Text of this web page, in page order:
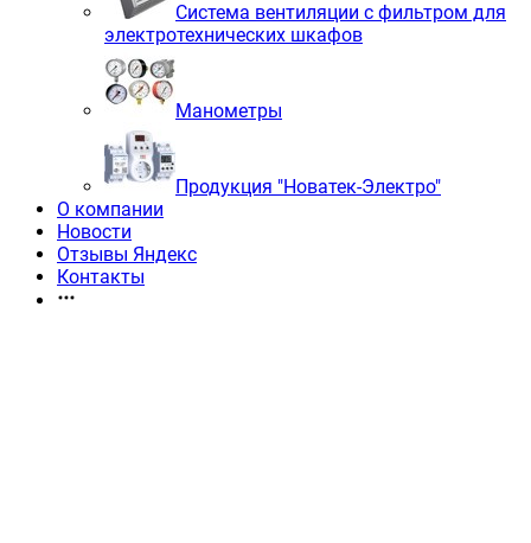
Система вентиляции с фильтром для
электротехнических шкафов
Манометры
Продукция "Новатек-Электро"
О компании
Новости
Отзывы Яндекс
Контакты